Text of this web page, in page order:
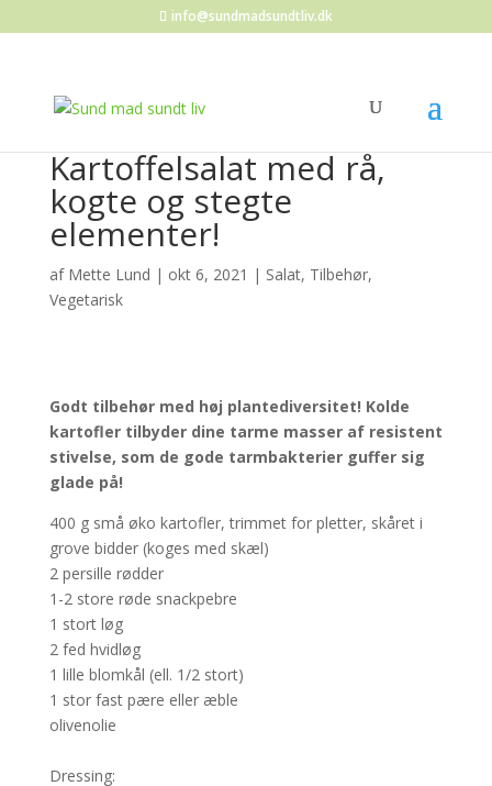
info@sundmadsundtliv.dk
Kartoffelsalat med rå,
kogte og stegte
elementer!
af Mette Lund | okt 6, 2021 | Salat, Tilbehør,
Vegetarisk
Godt tilbehør med høj plantediversitet! Kolde
kartofler tilbyder dine tarme masser af resistent
stivelse, som de gode tarmbakterier guffer sig
glade på!
400 g små øko kartofler, trimmet for pletter, skåret i
grove bidder (koges med skæl)
2 persille rødder
1-2 store røde snackpebre
1 stort løg
2 fed hvidløg
1 lille blomkål (ell. 1/2 stort)
1 stor fast pære eller æble
olivenolie
Dressing: